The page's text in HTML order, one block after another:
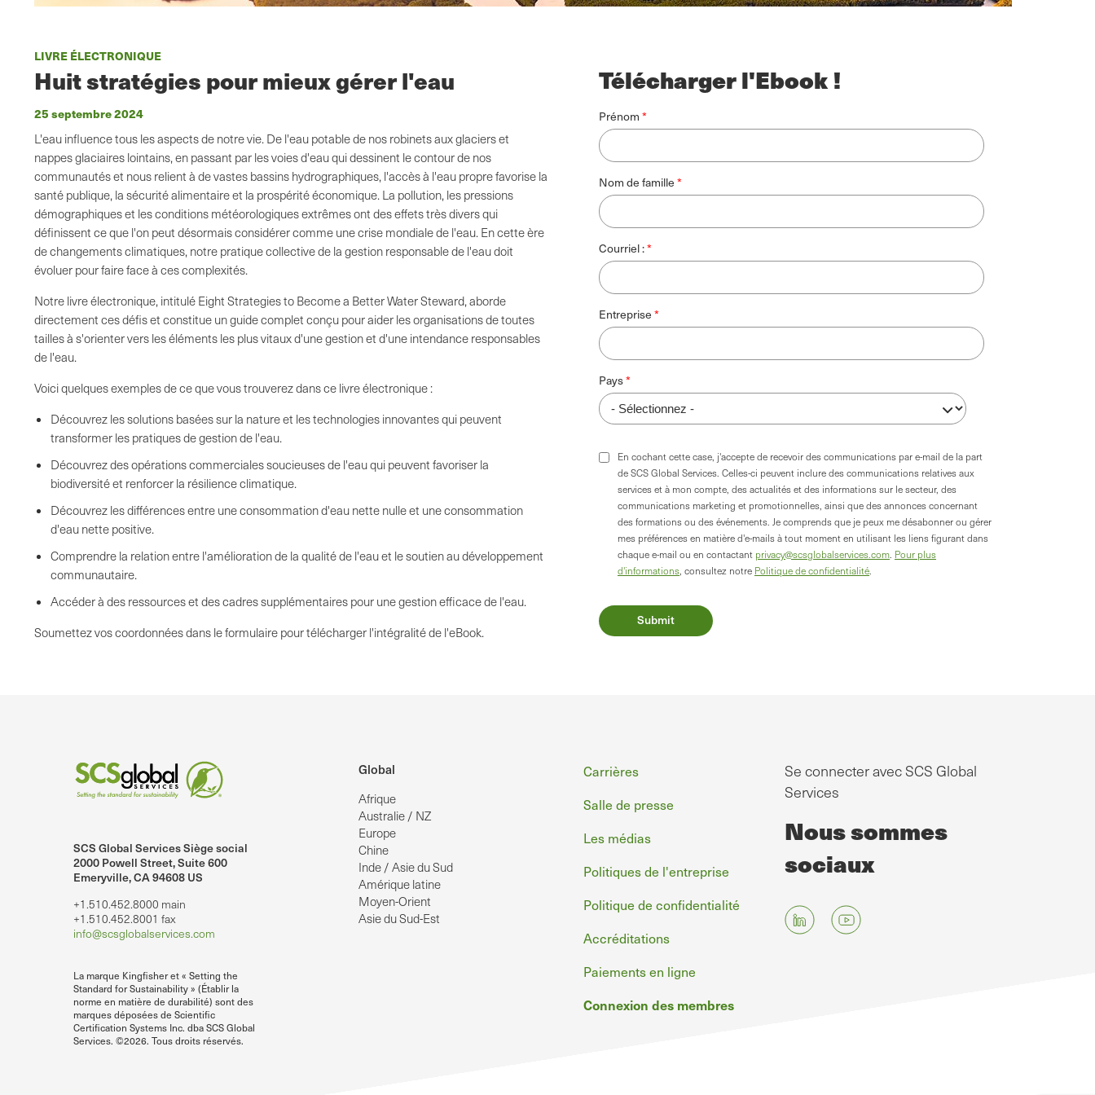
LIVRE ÉLECTRONIQUE
Huit stratégies pour mieux gérer l'eau
25 septembre 2024
L'eau influence tous les aspects de notre vie. De l'eau potable de nos robinets aux glaciers et
nappes glaciaires lointains, en passant par les voies d'eau qui dessinent le contour de nos
communautés et nous relient à de vastes bassins hydrographiques, l'accès à l'eau propre favorise la
santé publique, la sécurité alimentaire et la prospérité économique. La pollution, les pressions
démographiques et les conditions météorologiques extrêmes ont des effets très divers qui
définissent ce que l'on peut désormais considérer comme une crise mondiale de l'eau. En cette ère
de changements climatiques, notre pratique collective de la gestion responsable de l'eau doit
évoluer pour faire face à ces complexités.
Notre livre électronique, intitulé Eight Strategies to Become a Better Water Steward, aborde
directement ces défis et constitue un guide complet conçu pour aider les organisations de toutes
tailles à s'orienter vers les éléments les plus vitaux d'une gestion et d'une intendance responsables
de l'eau.
Voici quelques exemples de ce que vous trouverez dans ce livre électronique :
Découvrez les solutions basées sur la nature et les technologies innovantes qui peuvent
transformer les pratiques de gestion de l'eau.
Découvrez des opérations commerciales soucieuses de l'eau qui peuvent favoriser la
biodiversité et renforcer la résilience climatique.
Découvrez les différences entre une consommation d'eau nette nulle et une consommation
d'eau nette positive.
Comprendre la relation entre l'amélioration de la qualité de l'eau et le soutien au développement
communautaire.
Accéder à des ressources et des cadres supplémentaires pour une gestion efficace de l'eau.
Soumettez vos coordonnées dans le formulaire pour télécharger l'intégralité de l'eBook.
Télécharger l'Ebook !
Prénom
Nom de famille
Courriel :
Entreprise
Pays
En cochant cette case, j'accepte de recevoir des communications par e-mail de la part
de SCS Global Services. Celles-ci peuvent inclure des communications relatives aux
services et à mon compte, des actualités et des informations sur le secteur, des
communications marketing et promotionnelles, ainsi que des annonces concernant
des formations ou des événements. Je comprends que je peux me désabonner ou gérer
mes préférences en matière d'e-mails à tout moment en utilisant les liens figurant dans
chaque e-mail ou en contactant privacy@scsglobalservices.com Pour plus
d'informations , consultez notre Politique de confidentialité
SCS Global Services Siège social
2000 Powell Street, Suite 600
Emeryville, CA 94608 US
+1.510.452.8000 main
+1.510.452.8001 fax
info@scsglobalservices.com
La marque Kingfisher et « Setting the
Standard for Sustainability » (Établir la
norme en matière de durabilité) sont des
marques déposées de Scientific
Certification Systems Inc. dba SCS Global
Services. ©2026. Tous droits réservés.
Global
Afrique
Australie / NZ
Europe
Chine
Inde / Asie du Sud
Amérique latine
Moyen-Orient
Asie du Sud-Est
Pied
de
page
Carrières
Salle de presse
Les médias
Politiques de l'entreprise
Politique de confidentialité
Accréditations
Paiements en ligne
Connexion des membres
Se connecter avec SCS Global
Services
Nous sommes
sociaux
sur LinkedIn.
SCS Global Services sur YouTube